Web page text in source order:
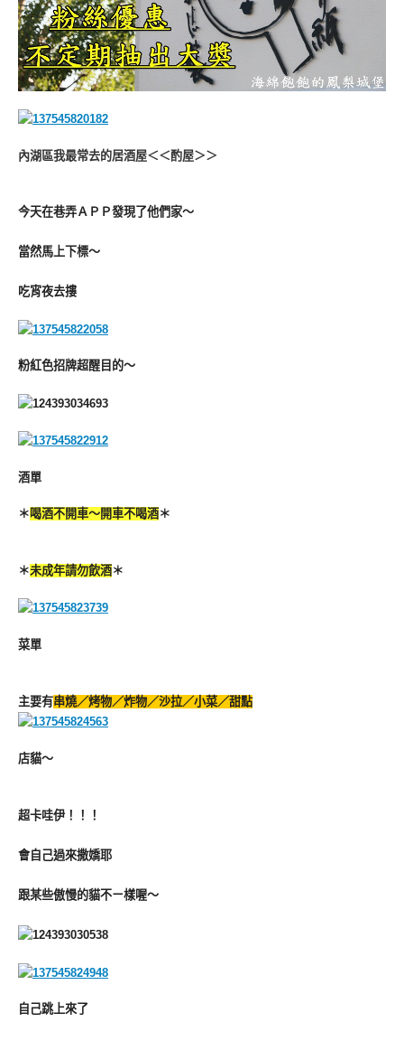
內湖區我最常去的居酒屋＜＜酌屋＞＞
今天在巷弄ＡＰＰ發現了他們家～
當然馬上下標～
吃宵夜去摟
粉紅色招牌超醒目的～
酒單
＊喝酒不開車～開車不喝酒＊
＊未成年請勿飲酒＊
菜單
主要有串燒／烤物／炸物／沙拉／小菜／甜點
店貓～
超卡哇伊！！！
會自己過來撒嬌耶
跟某些傲慢的貓不ㄧ樣喔～
自己跳上來了